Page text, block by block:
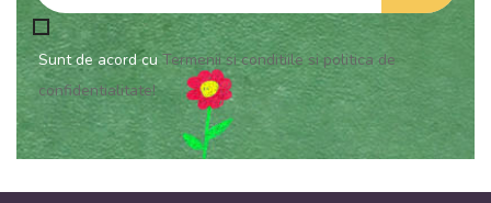
Sunt de acord cuTermenii si conditiile si politica de
confidentialitate!